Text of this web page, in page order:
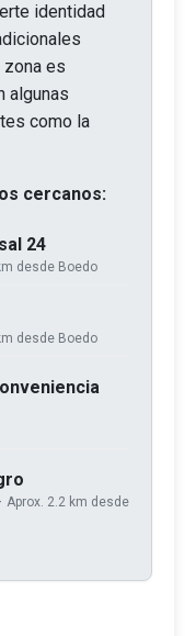
identidad
zona es
algunas
como la
cercanos:
24
desde Boedo
desde Boedo
Aprox. 2.2 km desde